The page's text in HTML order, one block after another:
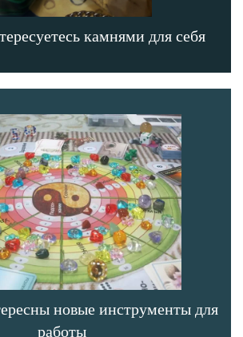
камнями для себя
новые инструменты для
работы